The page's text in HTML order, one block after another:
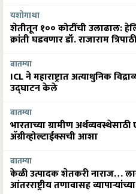
यशोगाथा
शेतीतून १०० कोटींची उलाढाल:
क्रांती घडवणार डॉ. राजाराम त्रिपाठी
बातम्या
ICL ने महाराष्ट्रात अत्याधुनिक
उद्घाटन केले
बातम्या
भारताच्या ग्रामीण
अ‍ॅग्रीव्होल्टाईक्सची आशा
बातम्या
केळी उत्पादक शेतकरी नाराज…
आंतरराष्ट्रीय तणावासह